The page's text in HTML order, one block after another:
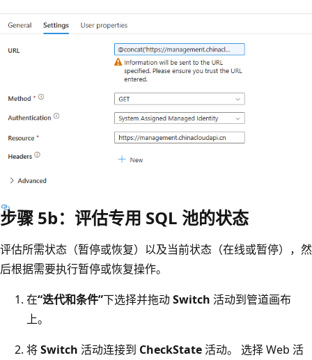
步骤 5b：评估专用 SQL 池的状态
评估所需状态（暂停或恢复）以及当前状态（在线或暂停），然
后根据需要执行暂停或恢复操作。
在“迭代和条件”下选择并拖动Switch 活动到管道画布
上。
将Switch 活动连接到 CheckState活动。 选择 Web 活